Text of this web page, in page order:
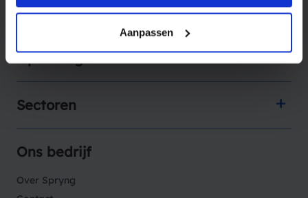
Aanpassen
Producten
Oplossingen
Sectoren
Ons bedrijf
Over Spryng